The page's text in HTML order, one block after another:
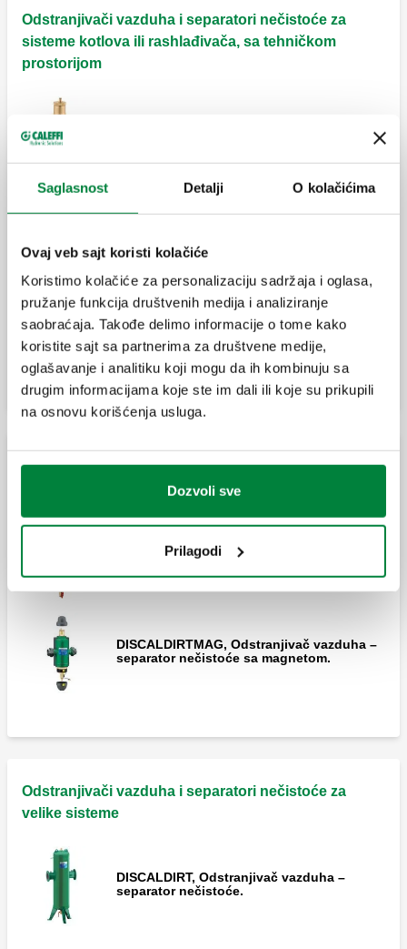
Saglasnost Detalji O kolačićima
Ovaj veb sajt koristi kolačiće
Koristimo kolačiće za personalizaciju sadržaja i oglasa,
pružanje funkcija društvenih medija i analiziranje
saobraćaja. Takođe delimo informacije o tome kako
koristite sajt sa partnerima za društvene medije,
oglašavanje i analitiku koji mogu da ih kombinuju sa
drugim informacijama koje ste im dali ili koje su prikupili
na osnovu korišćenja usluga.
Dozvoli sve
Prilagodi
Odstranjivači vazduha i separatori nečistoće za
sisteme kotlova ili rashlađivača, sa tehničkom
prostorijom
Izolacija za odstranjivače vazduha –
separatore nečistoće serije 546.
Odstranjivači vazduha i separatori nečistoće za
sisteme srednje veličine
DISCALDIRT, Odstranjivač vazduha –
separator nečistoće. Prirubnički priključci.
DISCALDIRTMAG, Odstranjivač vazduha –
separator nečistoće sa magnetom.
Odstranjivači vazduha i separatori nečistoće za
velike sisteme
DISCALDIRT, Odstranjivač vazduha –
separator nečistoće.